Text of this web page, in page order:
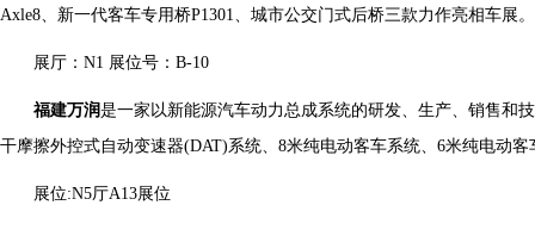
Axle8、新一代客车专用桥P1301、城市公交门式后桥三款力作亮相车展。
展厅：N1 展位号：B-10
福建万润是一家以新能源汽车动力总成系统的研发、生产、销售和
干摩擦外控式自动变速器(DAT)系统、8米纯电动客车系统、6米纯电动
展位:N5厅A13展位